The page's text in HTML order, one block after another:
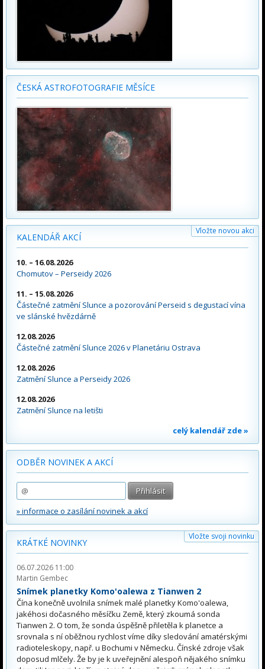
ČESKÁ ASTROFOTOGRAFIE MĚSÍCE
KALENDÁŘ AKCÍ
Vložte novou akci
10. – 16.08.2026
Chomutov – Perseidy 2026
11. – 15.08.2026
Částečné zatmění Slunce a pozorování Perseid s degustací vína
ve slánské hvězdárně
12.08.2026
Částečné zatmění Slunce 2026 v Planetáriu Ostrava
12.08.2026
Zatmění Slunce a Perseidy 2026
12.08.2026
Zatmění Slunce na letišti
celý kalendář zde »
ODBĚR NOVINEK A AKCÍ
» informace o zasílání novinek a akcí
Vložte svoji novinku
KRÁTKÉ NOVINKY
06.07.2026 11:00
Martin Gembec
Snímek planetky Komo'oalewa z Tianwen 2
Čína konečně uvolnila snímek malé planetky Komo'oalewa,
jakéhosi dočasného měsíčku Země, který zkoumá sonda
Tianwen 2. O tom, že sonda úspěšně přiletěla k planetce a
srovnala s ní oběžnou rychlost víme díky sledování amatérskými
radioteleskopy, např. u Bochumi v Německu. Čínské zdroje však
doposud mlčely. Že by je k uveřejnění alespoň nějakého snímku